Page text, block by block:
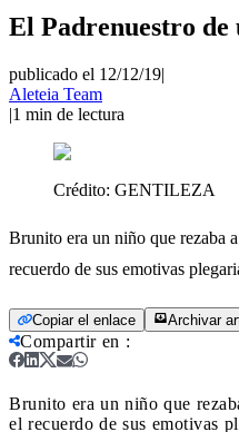
El Padrenuestro de
publicado el 12/12/19|
Aleteia Team
|1 min de lectura
Crédito: GENTILEZA
Brunito era un niño que rezaba
recuerdo de sus emotivas
Copiar el enlace Archivar
Compartir en :
Brunito era un niño que
el recuerdo de sus emotivas